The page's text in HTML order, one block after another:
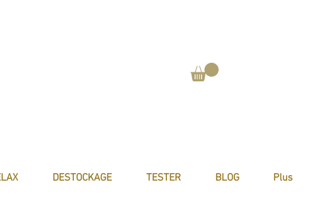
DESTOCKAGE TESTER BLOG Plus